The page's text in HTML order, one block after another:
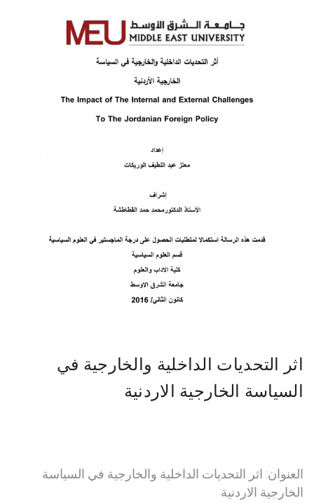
اثر التحديات الداخلية والخارجية في
السياسة الخارجية الاردنية
العنوان: اثر التحديات الداخلية والخارجية في السياسة
الخارجية الاردنية